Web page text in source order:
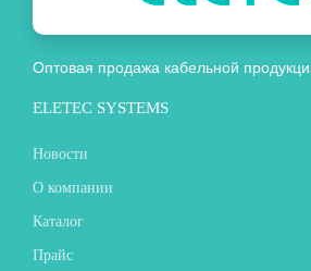
Оптовая продажа кабельной
ELETEC SYSTEMS
Новости
О компании
Каталог
Прайс